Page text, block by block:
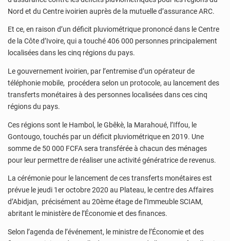
Nord et du Centre ivoirien auprès de la mutuelle d’assurance ARC.
Et ce, en raison d’un déficit pluviométrique prononcé dans le Centre
de la Côte d’Ivoire, qui a touché 406 000 personnes principalement
localisées dans les cinq régions du pays.
Le gouvernement ivoirien, par l’entremise d’un opérateur de
téléphonie mobile, procédera selon un protocole, au lancement des
transferts monétaires à des personnes localisées dans ces cinq
régions du pays.
Ces régions sont le Hambol, le Gbêkè, la Marahoué, l’Iffou, le
Gontougo, touchés par un déficit pluviométrique en 2019. Une
somme de 50 000 FCFA sera transférée à chacun des ménages
pour leur permettre de réaliser une activité génératrice de revenus.
La cérémonie pour le lancement de ces transferts monétaires est
prévue le jeudi 1er octobre 2020 au Plateau, le centre des Affaires
d’Abidjan, précisément au 20ème étage de l’Immeuble SCIAM,
abritant le ministère de l’Économie et des finances.
Selon l’agenda de l’événement, le ministre de l’Économie et des